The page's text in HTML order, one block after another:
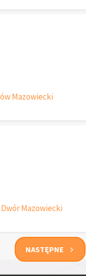
Mazowiecki
Mazowiecki
NASTĘPNE